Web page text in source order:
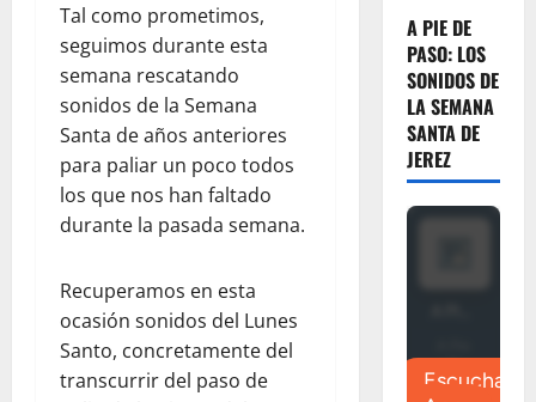
Tal como prometimos,
seguimos durante esta
semana rescatando
sonidos de la Semana
Santa de años anteriores
para paliar un poco todos
los que nos han faltado
durante la pasada semana.
Recuperamos en esta
ocasión sonidos del Lunes
Santo, concretamente del
transcurrir del paso de
A PIE DE
PASO: LOS
SONIDOS DE
LA SEMANA
SANTA DE
JEREZ